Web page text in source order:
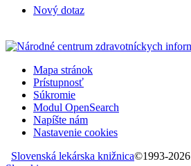
Nový dotaz
Mapa stránok
Prístupnosť
Súkromie
Modul OpenSearch
Napíšte nám
Nastavenie cookies
Slovenská lekárska knižnica©1993-2026